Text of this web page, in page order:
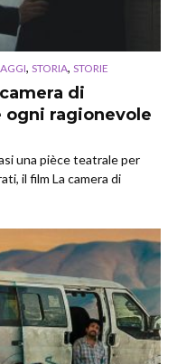
, STORIA, STORIE
di
ogni ragionevole
una pièce teatrale per
il film La camera di